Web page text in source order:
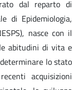
dal reparto di
di Epidemiologia,
nasce con il
abitudini di vita e
lo stato
acquisizioni